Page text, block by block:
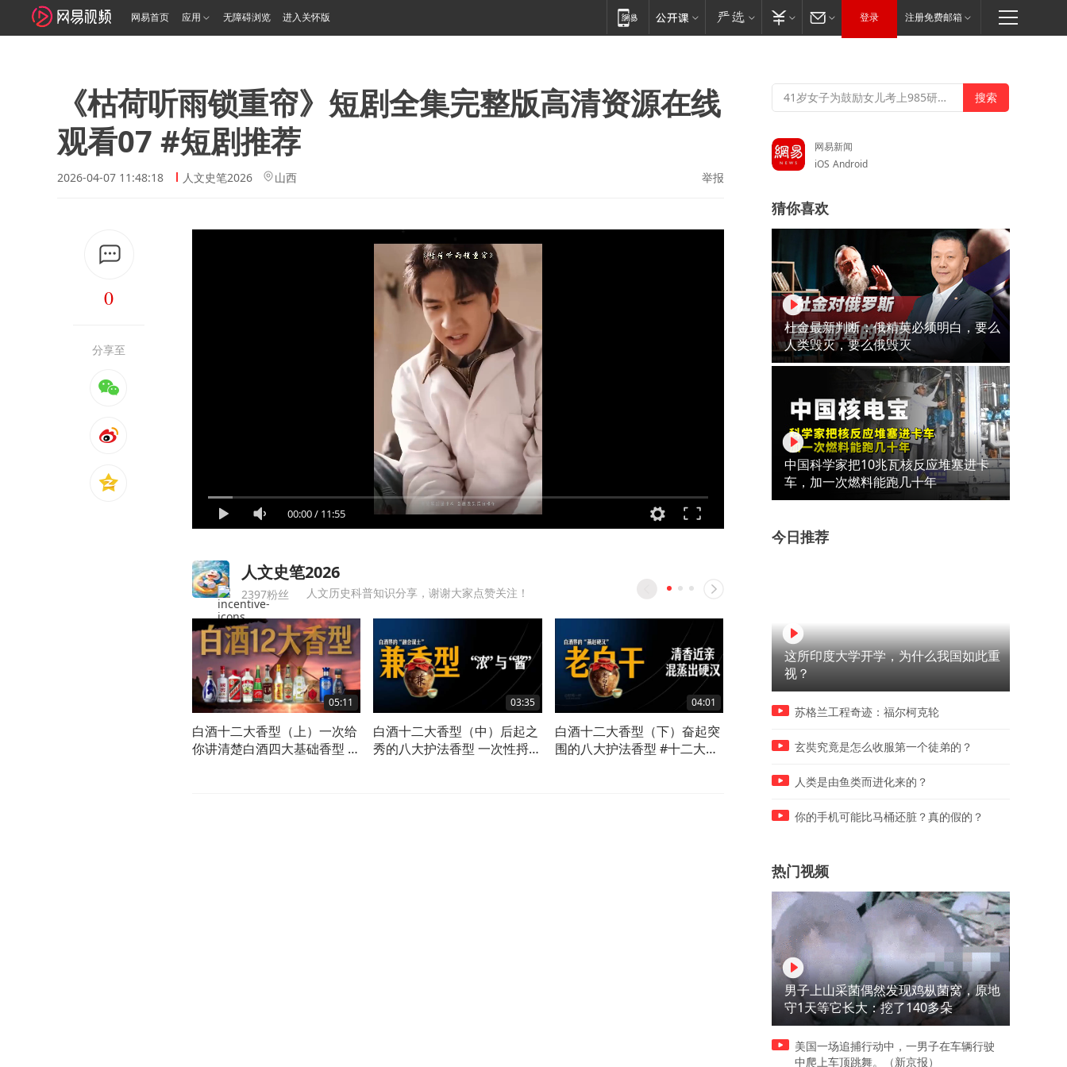
网易首页 应用 无障碍浏览 进入关怀版 登录 注册免费邮箱
《枯荷听雨锁重帘》短剧全集完整版高清资源在线
观看07 #短剧推荐
2026-04-07 11:48:18 人文史笔2026 山西 举报
0
分享至
00:00/ 11:55
人文史笔2026
2397粉丝 人文历史科普知识分享，谢谢大家点赞关注！
05:11
白酒十二大香型（上）一次给
你讲清楚白酒四大基础香型 #
03:35
白酒十二大香型（中）后起之
秀的八大护法香型 一次性捋清
04:01
白酒十二大香型（下）奋起突
围的八大护法香型 #十二大香
酒牌面，却一手好牌打稀烂 #
酒文化 #酒文化
泸州老窖的77年历程 #国窖
网易新闻
iOS Android
猜你喜欢
杜金最新判断：俄精英必须明白，要么
人类毁灭，要么俄毁灭
中国科学家把10兆瓦核反应堆塞进卡
车，加一次燃料能跑几十年
今日推荐
这所印度大学开学，为什么我国如此重
视？
苏格兰工程奇迹：福尔柯克轮
玄奘究竟是怎么收服第一个徒弟的？
人类是由鱼类而进化来的？
你的手机可能比马桶还脏？真的假的？
热门视频
男子上山采菌偶然发现鸡枞菌窝，原地
守1天等它长大：挖了140多朵
美国一场追捕行动中，一男子在车辆行驶
中爬上车顶跳舞。（新京报）